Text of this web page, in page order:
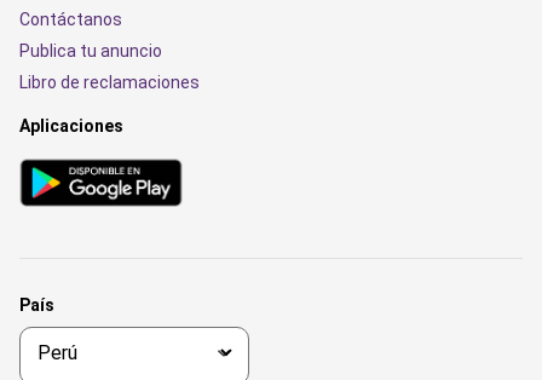
Contáctanos
Publica tu anuncio
Libro de reclamaciones
Aplicaciones
País